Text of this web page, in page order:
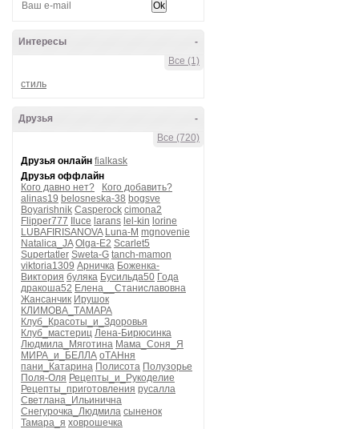
-
Интересы
Все (1)
стиль
-
Друзья
Все (720)
Друзья онлайн fialkask
Друзья оффлайн
Кого давно нет?
Кого добавить?
alinas19 belosneska-38 bogsve
Boyarishnik Casperock cimona2
Flipper777
Iluce larans lel-kin lorine
LUBAFIRISANOVA Luna-M mgnovenie
Natalica_JA Olga-E2 Scarlet5
Supertatler Sweta-G tanch-mamon
viktoria1309 Арничка Боженка-
Виктория буляка Бусильда50 Года
дракоша52 Елена__Станиславовна
Жансанчик Ирушок
КЛИМОВА_ТАМАРА
Клуб_Красоты_и_Здоровья
Клуб_мастериц Лена-Бирюсинка
Людмила_Мяготина Мама_Соня_Я
МИРА_и_БЕЛЛА оТАНня
пани_Катарина Полисота Полузорье
Поля-Оля Рецепты_и_Рукоделие
Рецепты_приготовления русалла
Светлана_Ильинична
Снегурочка_Людмила сыненок
Тамара_я ховрошечка